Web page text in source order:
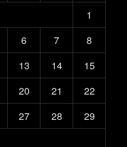
1
6 7
8
13 14
15
20 21
22
27 28
29